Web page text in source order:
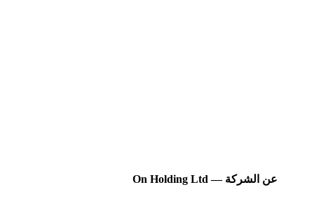
عن الشركة — On Holding Ltd